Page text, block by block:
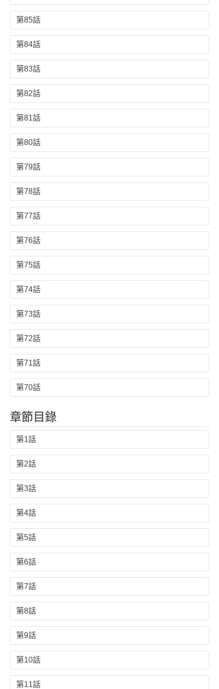
第85話
第84話
第83話
第82話
第81話
第80話
第79話
第78話
第77話
第76話
第75話
第74話
第73話
第72話
第71話
第70話
章節目錄
第1話
第2話
第3話
第4話
第5話
第6話
第7話
第8話
第9話
第10話
第11話